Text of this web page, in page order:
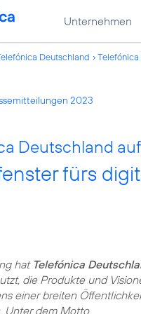
Unternehmen
Deutschland
2023
Deutschland
fürs
hat Telefónica
die Produkte und
einer breiten
Unter dem Motto